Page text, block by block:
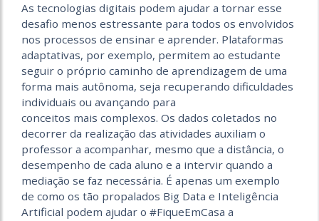
As tecnologias digitais podem ajudar a tornar esse
desafio menos estressante para todos os envolvidos
nos processos de ensinar e aprender. Plataformas
adaptativas, por exemplo, permitem ao estudante
seguir o próprio caminho de aprendizagem de uma
forma mais autônoma, seja recuperando dificuldades
individuais ou avançando para
conceitos mais complexos. Os dados coletados no
decorrer da realização das atividades auxiliam o
professor a acompanhar, mesmo que a distância, o
desempenho de cada aluno e a intervir quando a
mediação se faz necessária. É apenas um exemplo
de como os tão propalados Big Data e Inteligência
Artificial podem ajudar o #FiqueEmCasa a